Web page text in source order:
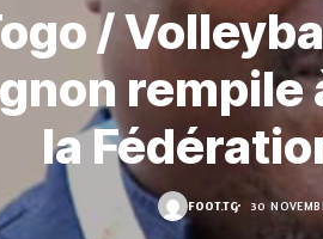
/
rempile
la
FOOT.TG 30